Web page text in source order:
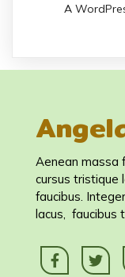
A
Aenean massa
cursus tristique
faucibus.
lacus, faucibus